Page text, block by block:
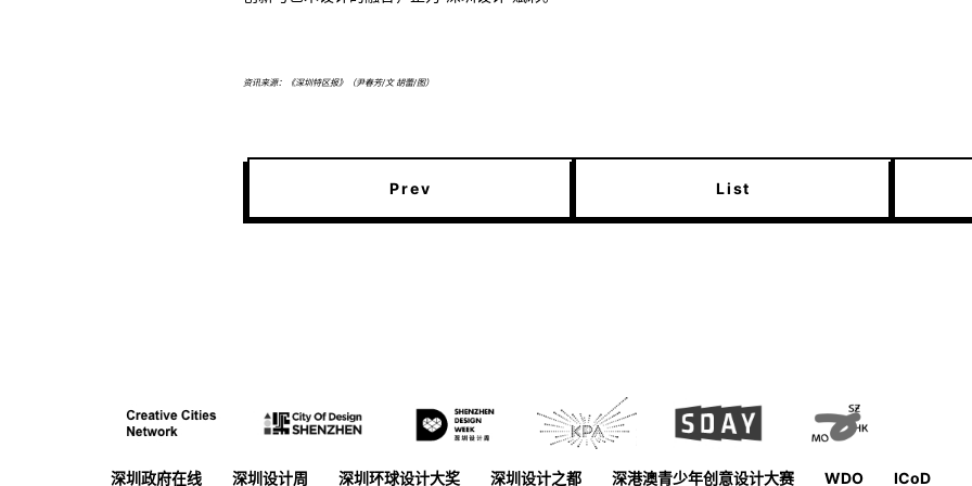
资讯来源：《深圳特区报》（尹春芳/文 胡蕾/图）
Prev List
深圳政府在线 深圳设计周 深圳环球设计大奖 深圳设计之都 深港澳青少年创意设计大赛 WDO ICoD